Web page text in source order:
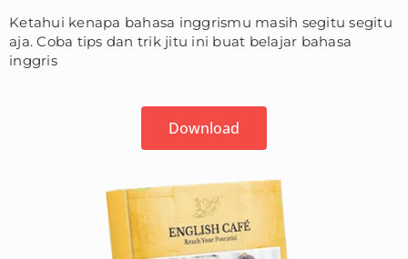
Ketahui kenapa bahasa inggrismu masih segitu segitu
aja. Coba tips dan trik jitu ini buat belajar bahasa
inggris
Download